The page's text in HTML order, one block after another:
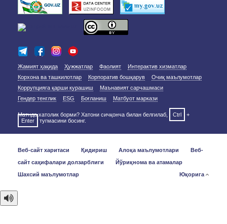
Жамият ҳақида Ҳужжатлар Фаолият
Интерактив хизматлар
Корхона ва ташкилотлар
Корпоратив бошқарув
Очиқ маълумотлар
Коррупцияга қарши курашиш
Маънавият сарчашмаси
Гендер тенглик
ESG Боғланиш Матбуот маркази
Матнда хатолик борми? Хатони сичқонча билан белгилаб, Ctrl
+
Enter
тугмасини босинг.
Веб-сайт харитаси Қидириш Алоқа маълумотлари
Веб-
сайт саҳифалари долзарблиги
Йўриқнома ва атамалар
Шахсий маълумотлар
Юқорига